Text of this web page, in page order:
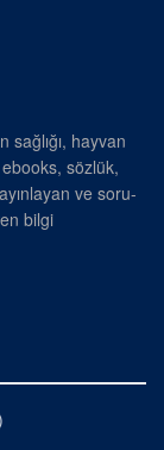
hayvan
ebooks, sözlük,
ve soru-
bilgi